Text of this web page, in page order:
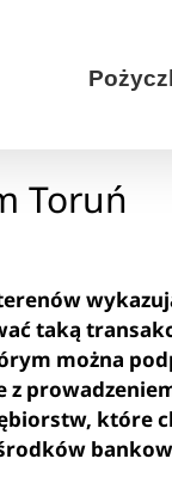
Toruń
taką
można
z
które